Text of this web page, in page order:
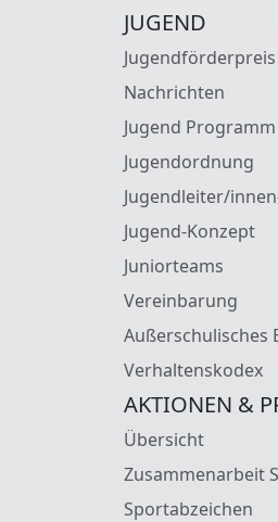
JUGEND
Nachrichten
Jugend
Jugendordnung
Jugendleiter/
Jugend-Konzept
Juniorteams
Vereinbarung
Außerschulisches
Verhaltenskodex
AKTIONEN &
Übersicht
Zusammenarbeit
Sportabzeichen